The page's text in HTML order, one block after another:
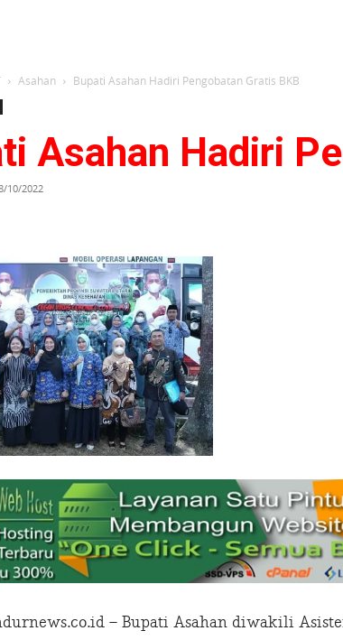
Asahan Bupati Asahan Hadiri Pengobatan Gratis BKB
Asahan Hadiri
10/2022
– Bupati Asahan diwakili